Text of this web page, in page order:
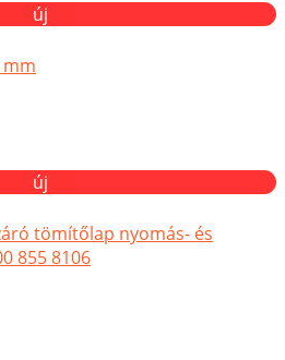
új
új
tömítőlap nyomás- és
855 8106